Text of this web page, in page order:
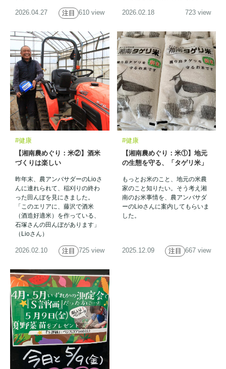
2026.04.27 610 view
注目 2026.02.18 723 view
#健康
【湘南農めぐり：米②】酒米
づくりは楽しい
昨年末、農アンバサダーのLioさ
んに連れられて、稲刈りの終わ
った田んぼを見にきました。
「このエリアに、藤沢で酒米
（酒造好適米）を作っている、
石塚さんの田んぼがあります」
（Lioさん）
2026.02.10 725 view
注目
#健康
【湘南農めぐり：米①】地元
の生態を守る、「タゲリ米」
もっとお米のこと、地元の米農
家のこと知りたい。そう考え湘
南のお米事情を、農アンバサダ
ーのLioさんに案内してもらいま
した。
2025.12.09 667 view
注目